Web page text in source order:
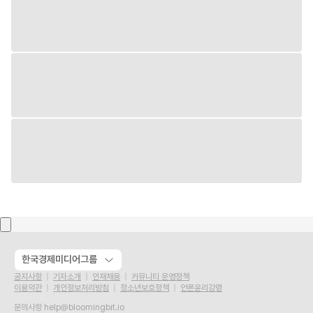
한국경제미디어그룹
공지사항 기자소개 인재채용
커뮤니티 운영정책
이용약관
개인정보처리방침 청소년보호정책
언론윤리강령
문의사항 help@bloomingbit.io